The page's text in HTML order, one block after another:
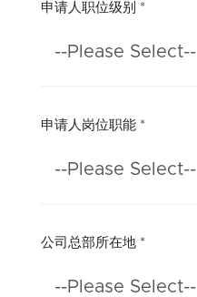
申请人职位级别 *
--Please Select--
申请人岗位职能 *
--Please Select--
公司总部所在地 *
--Please Select--